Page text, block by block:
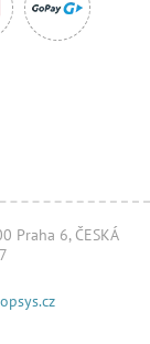
Praha 6, ČESKÁ